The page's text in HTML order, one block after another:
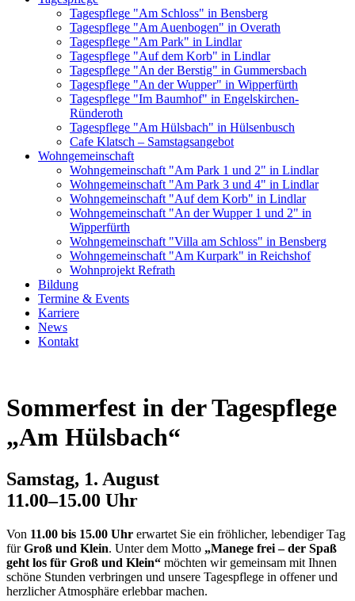
Tagespflege "Am Schloss" in Bensberg
Tagespflege "Am Auenbogen" in Overath
Tagespflege "Am Park" in Lindlar
Tagespflege "Auf dem Korb" in Lindlar
Tagespflege "An der Berstig" in Gummersbach
Tagespflege "An der Wupper" in Wipperfürth
Tagespflege "Im Baumhof" in Engelskirchen-
Ründeroth
Tagespflege "Am Hülsbach" in Hülsenbusch
Cafe Klatsch – Samstagsangebot
Wohngemeinschaft
Wohngemeinschaft "Am Park 1 und 2" in Lindlar
Wohngemeinschaft "Am Park 3 und 4" in Lindlar
Wohngemeinschaft "Auf dem Korb" in Lindlar
Wohngemeinschaft "An der Wupper 1 und 2" in
Wipperfürth
Wohngemeinschaft "Villa am Schloss" in Bensberg
Wohngemeinschaft "Am Kurpark" in Reichshof
Wohnprojekt Refrath
Bildung
Termine & Events
Karriere
News
Kontakt
Sommerfest in der Tagespflege
„Am Hülsbach“
Samstag, 1. August
11.00–15.00 Uhr
Von 11.00 bis 15.00 Uhr erwartet Sie ein fröhlicher, lebendiger Tag
fürGroß und Klein. Unter dem Motto „Manege frei – der Spaß
geht los für Groß und Klein“ möchten wir gemeinsam mit Ihnen
schöne Stunden verbringen und unsere Tagespflege in offener und
herzlicher Atmosphäre erlebbar machen.